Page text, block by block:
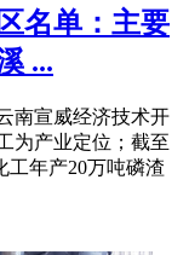
名单：主要
...
南宣威经济技术开
为产业定位；截至
工年产20万吨磷渣